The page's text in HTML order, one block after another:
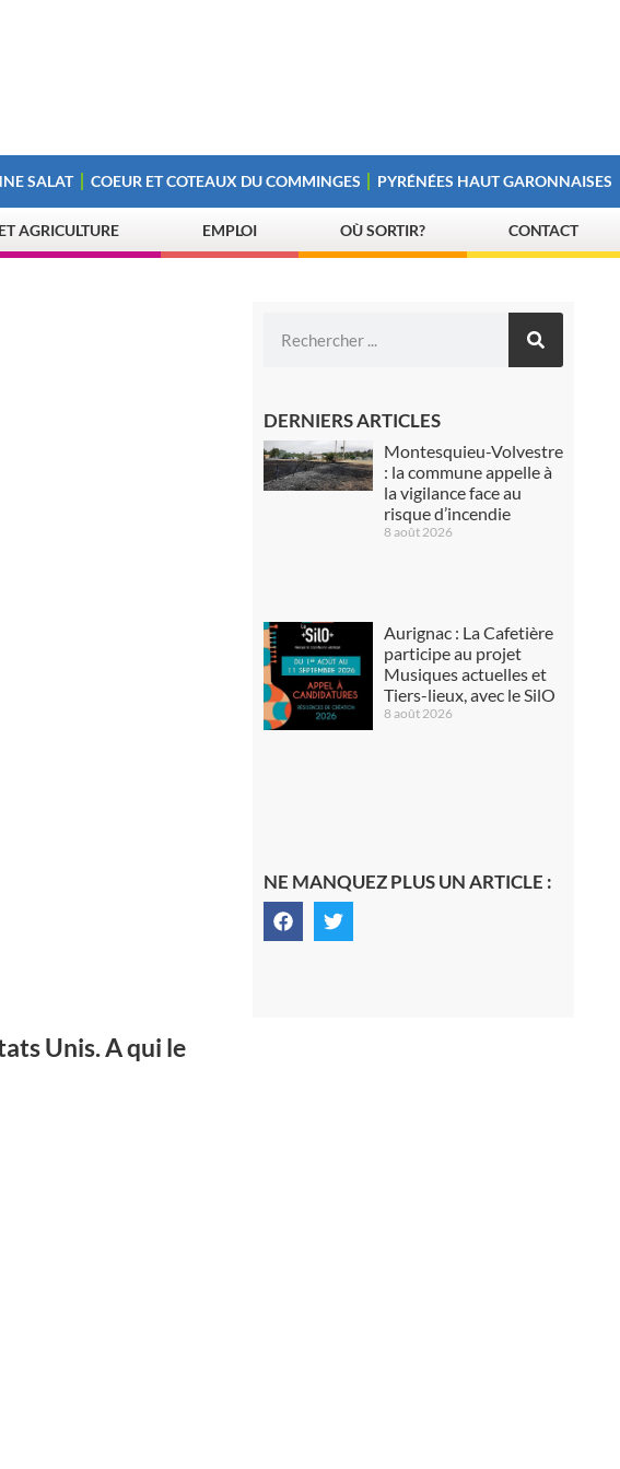
SALAT COEUR ET COTEAUX DU COMMINGES PYRÉNÉES HAUT GARONNAISES
AGRICULTURE EMPLOI OÙ SORTIR? CONTACT
Unis. A qui le
DERNIERS ARTICLES
Montesquieu-Volvestre
: la commune appelle à
la vigilance face au
risque d’incendie
8 août 2026
Aurignac : La Cafetière
participe au projet
Musiques actuelles et
Tiers-lieux, avec le SilO
8 août 2026
NE MANQUEZ PLUS UN ARTICLE :